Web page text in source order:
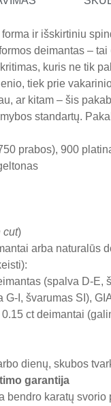
ir išskirtiniu
deimantas – tai
kuris ne tik
tiek prie
ar kitam – šis
standartų.
prabos), 900
cut)
arba naturalūs
(spalva D-E,
I, švarumas SI),
ct deimantai
dienų, skubos
garantija
karatų svorio